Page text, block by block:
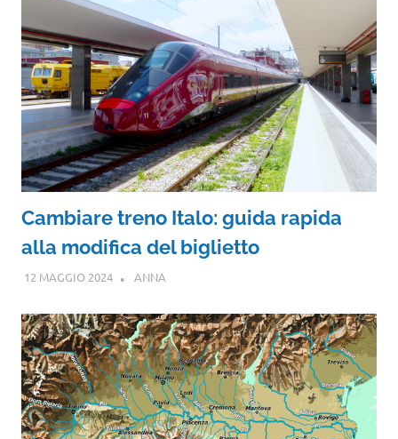
Cambiare treno Italo: guida rapida
alla modifica del biglietto
12 MAGGIO 2024 ANNA